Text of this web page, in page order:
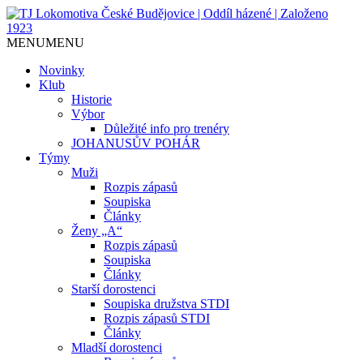
TJ Lokomotiva České
Budějovice | Oddíl házené |
Založeno 1923
Jediný házenkářský klub v Českých
MENUMENU
Novinky
Klub
Historie
Výbor
Důležité info pro trenéry
JOHANUSŮV POHÁR
Týmy
Muži
Rozpis zápasů
Soupiska
Články
Ženy „A“
Rozpis zápasů
Soupiska
Články
Starší dorostenci
Soupiska družstva STDI
Rozpis zápasů STDI
Články
Mladší dorostenci